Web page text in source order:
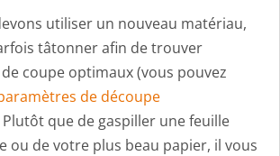
utiliser un nouveau matériau,
tâtonner afin de trouver
coupe optimaux (vous pouvez
de découpe
Plutôt que de gaspiller une feuille
ou de votre plus beau papier, il vous